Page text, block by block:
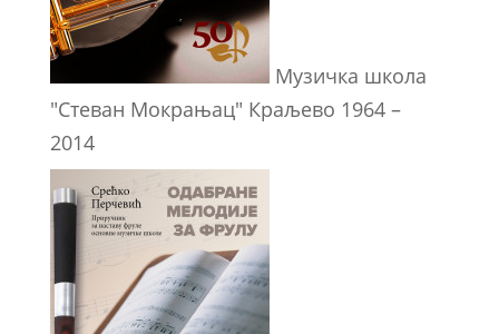
Музичка школа
"Стеван Мокрањац" Краљево 1964 –
2014